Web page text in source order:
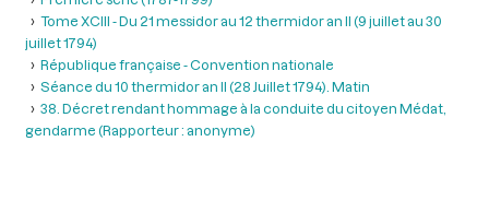
Tome XCIII - Du 21 messidor au 12 thermidor an II (9 juillet au 30
juillet 1794)
République française - Convention nationale
Séance du 10 thermidor an II (28 Juillet 1794). Matin
38. Décret rendant hommage à la conduite du citoyen Médat,
gendarme (Rapporteur : anonyme)